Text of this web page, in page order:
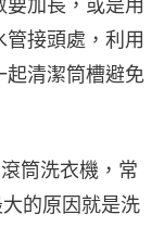
加長，或是用
接頭處，利用
起清潔筒槽避免
筒洗衣機，常
的原因就是洗